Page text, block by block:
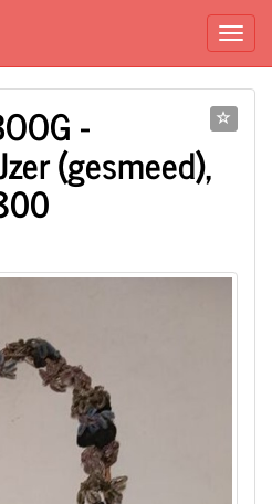
-
(gesmeed),